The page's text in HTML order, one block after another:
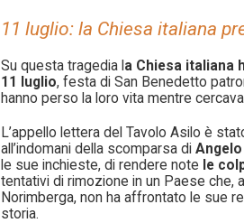
11 luglio: la Chiesa italiana
Su questa tragedia l a Chiesa italiana
11 luglio, festa di San Benedetto
hanno perso la loro vita mentre
L’appello lettera del Tavolo Asilo è
all’indomani della scomparsa di
le sue inchieste, di rendere note le
tentativi di rimozione in un Paese che,
Norimberga, non ha affrontato le sue
storia.